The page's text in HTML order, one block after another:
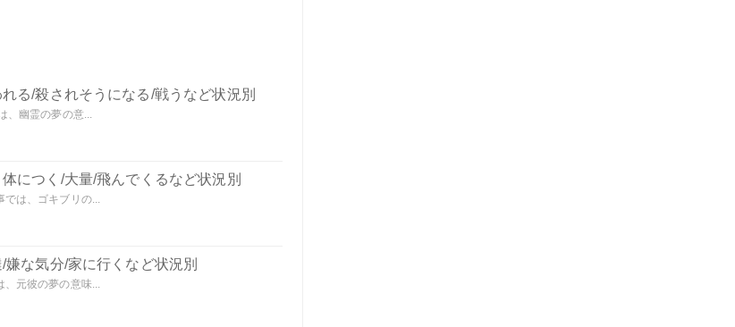
る/殺されそうになる/戦うなど状況別
、幽霊の夢の意...
につく/大量/飛んでくるなど状況別
では、ゴキブリの...
嫌な気分/家に行くなど状況別
、元彼の夢の意味...